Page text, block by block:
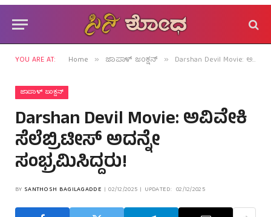
YOU ARE AT: Home » ಜಾಪಾಳ್ ಜಂಕ್ಷನ್ » Darshan Devil Movie: ಅವಿವೇಕಿ ಸೆಲೆಬ್ರಿಟೀಸ್ ಅದನ್ನೇ ಸಂಭ್ರಮಿಸಿದ್ದರು!
ಜಾಪಾಳ್ ಜಂಕ್ಷನ್
Darshan Devil Movie: ಅವಿವೇಕಿ
ಸೆಲೆಬ್ರಿಟೀಸ್ ಅದನ್ನೇ
ಸಂಭ್ರಮಿಸಿದ್ದರು!
BY SANTHOSH BAGILAGADDE 02/12/2025 UPDATED: 02/12/2025